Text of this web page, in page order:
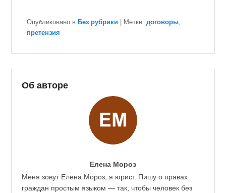
Опубликовано в Без рубрики Метки: договоры,
претензия
Об авторе
Елена Мороз
Меня зовут Елена Мороз, я юрист. Пишу о правах
граждан простым языком — так, чтобы человек без